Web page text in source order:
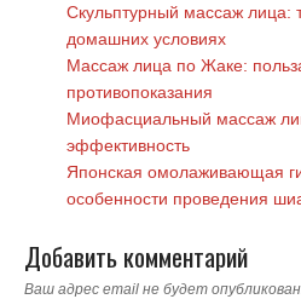
Скульптурный массаж лица:
домашних условиях
Массаж лица по Жаке:
противопоказания
Миофасциальный массаж
эффективность
Японская омолаживающая
особенности проведения
Добавить комментарий
Ваш адрес email не будет опубликован.